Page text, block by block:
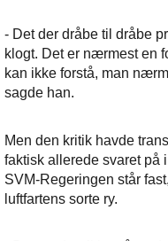
- Det der dråbe til dråbe
klogt. Det er nærmest en
kan ikke forstå, man
sagde han.
Men den kritik havde
faktisk allerede svaret på
SVM-Regeringen står
luftfartens sorte ry.